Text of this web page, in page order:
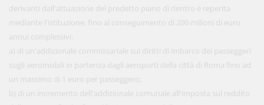
derivanti dall'attuazione del predetto piano di rientro è reperita
mediante l'istituzione, fino al conseguimento di 200 milioni di euro
annui complessivi:
a) di un'addizionale commissariale sui diritti di imbarco dei passeggeri
sugli aeromobili in partenza dagli aeroporti della città di Roma fino ad
un massimo di 1 euro per passeggero;
b) di un incremento dell'addizionale comunale all'imposta sul reddito